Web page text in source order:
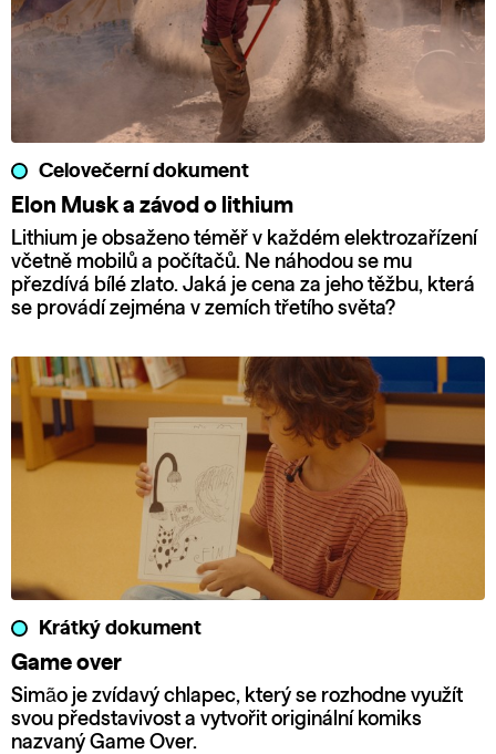
Celovečerní dokument
Elon Musk a závod o lithium
Lithium je obsaženo téměř v každém elektrozařízení
včetně mobilů a počítačů. Ne náhodou se mu
přezdívá bílé zlato. Jaká je cena za jeho těžbu, která
se provádí zejména v zemích třetího světa?
Krátký dokument
Game over
Simão je zvídavý chlapec, který se rozhodne využít
svou představivost a vytvořit originální komiks
nazvaný Game Over.